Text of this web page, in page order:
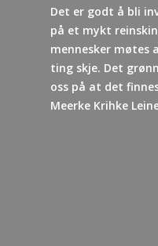
Det er godt å bli
på et mykt
mennesker møtes
ting skje. Det
oss på at det
Meerke Krihke